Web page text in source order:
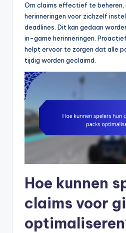
Om claims effectief te beheren,
herinneringen voor zichzelf
deadlines. Dit kan gedaan
in-game herinneringen.
helpt ervoor te zorgen dat alle
tijdig worden geclaimd.
Hoe kunnen
claims voor